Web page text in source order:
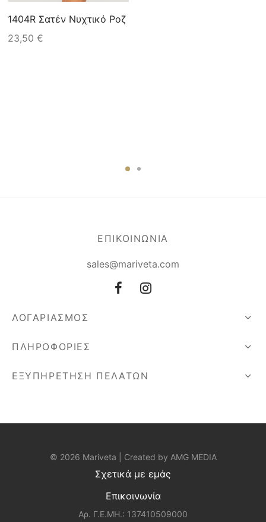
1404R Σατέν Νυχτικό Ροζ
23,50 €
ΕΠΙΚΟΙΝΩΝΙΑ
sales@mariveta.com
ΛΟΓΑΡΙΑΣΜΟΣ
ΠΛΗΡΟΦΟΡΙΕΣ
ΕΞΥΠΗΡΕΤΗΣΗ ΠΕΛΑΤΩΝ
© 2026 Mariveta | Created by AMG MEDIA
Σχετικά με εμάς
Επικοινωνία
Αρ. Γ.Ε.ΜΗ.: 137410509000